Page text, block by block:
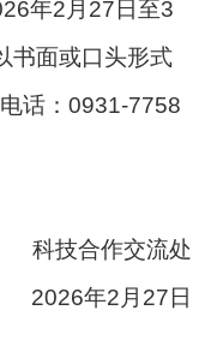
年2月27日至3
书面或口头形式
话：0931-7758
科技合作交流处
2026年2月27日